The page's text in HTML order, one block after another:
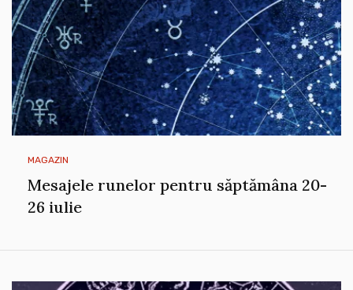
MAGAZIN
Mesajele runelor pentru săptămâna 20-
26 iulie